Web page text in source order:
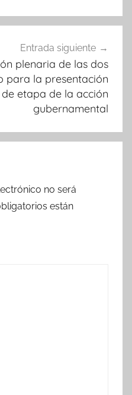
Entrada siguiente
plenaria de las dos
para la presentación
etapa de la acción
gubernamental
no será
están